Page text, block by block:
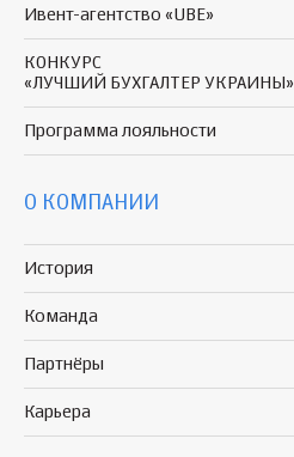
Ивент-агентство «UBE»
КОНКУРС
«ЛУЧШИЙ БУХГАЛТЕР УКРАИНЫ»
Программа лояльности
О КОМПАНИИ
История
Команда
Партнёры
Карьера